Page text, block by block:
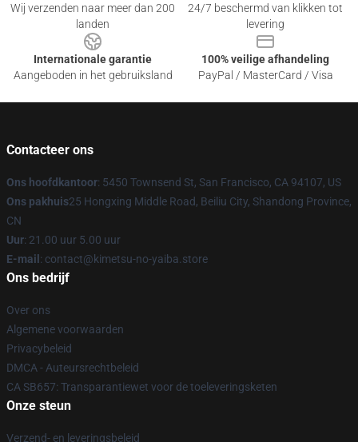
Wij verzenden naar meer dan 200
landen
24/7 beschermd van klikken tot
levering
Internationale garantie
Aangeboden in het gebruiksland
100% veilige afhandeling
PayPal / MasterCard / Visa
Contacteer ons
Ons hoofdkantoor: 5450 Townsend St, San Francisco, CA 94107, US
Ons pakhuis25 Hongxing Middle Road, Beiliu City, Shandong Province,
CN
Uur: 21.00 uur 5.00 uur
E-mail : contact@kimetsu-no-yaiba.store
Ons bedrijf
Over ons
Algemene voorwaarden
Privacybeleid
DMCA - Auteursrechtbeleid
CA SB657: Transparantiewet voor de toeleveringsketen
Onze steun
Verzend- en leveringsbeleid